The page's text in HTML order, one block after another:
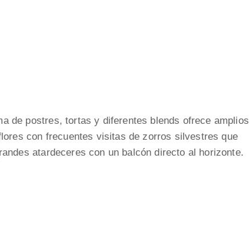
de postres, tortas y diferentes blends ofrece amplios
con frecuentes visitas de zorros silvestres que
atardeceres con un balcón directo al horizonte.